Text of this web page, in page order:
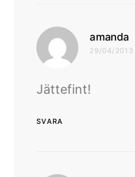
amanda
29/04/2013
Jättefint!
SVARA